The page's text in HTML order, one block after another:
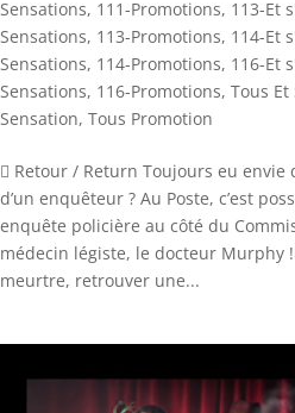
Sensations, 111-Promotions, 113-Et
Sensations, 113-Promotions, 114-Et
Sensations, 114-Promotions, 116-Et
Sensations, 116-Promotions, Tous
Sensation, Tous Promotion
 Retour / Return Toujours eu envie
d’un enquêteur ? Au Poste, c’est
enquête policière au côté du
médecin légiste, le docteur Murphy
meurtre, retrouver une...